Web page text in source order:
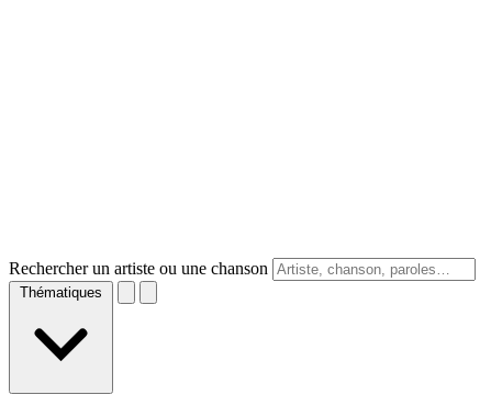
Rechercher un artiste ou une chanson
Thématiques